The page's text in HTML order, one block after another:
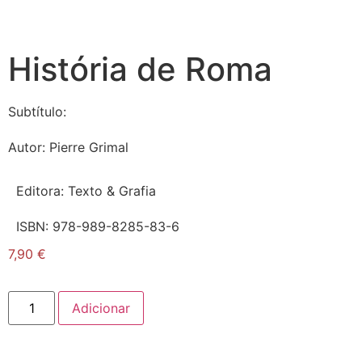
História de Roma
Subtítulo:
Autor: Pierre Grimal
Editora: Texto & Grafia
ISBN: 978-989-8285-83-6
7,90 €
Adicionar